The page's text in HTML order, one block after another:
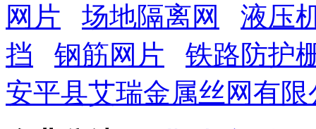
网片
场地隔离网
液压
挡
钢筋网片
铁路防护
安平县艾瑞金属丝网有限